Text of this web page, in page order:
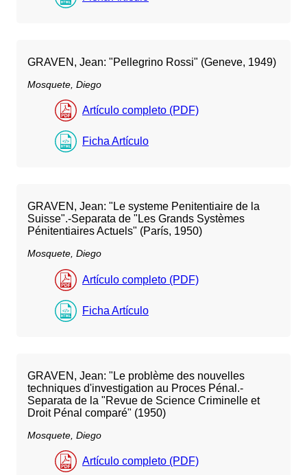
GRAVEN, Jean: "Pellegrino Rossi" (Geneve, 1949)
Mosquete, Diego
Artículo completo (PDF)
Ficha Artículo
GRAVEN, Jean: "Le systeme Penitentiaire de la
Suisse".-Separata de "Les Grands Systèmes
Pénitentiaires Actuels" (París, 1950)
Mosquete, Diego
Artículo completo (PDF)
Ficha Artículo
GRAVEN, Jean: "Le problème des nouvelles
techniques d'investigation au Proces Pénal.-
Separata de la "Revue de Science Criminelle et
Droit Pénal comparé" (1950)
Mosquete, Diego
Artículo completo (PDF)